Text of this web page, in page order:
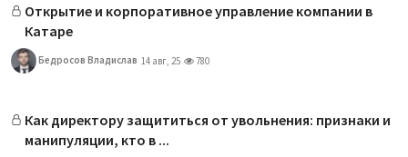
Открытие и корпоративное управление компании в
Катаре
Бедросов Владислав 14 авг, 25 780
Как директору защититься от увольнения: признаки и
манипуляции, кто в ...